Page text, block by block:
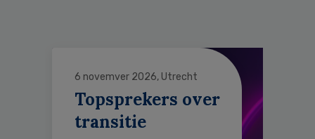
6 novemver 2026, Utrecht
Topsprekers over
transitie